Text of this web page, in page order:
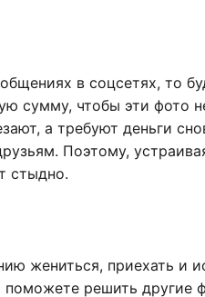
в соцсетях, то
сумму, чтобы эти фото
а требуют деньги
Поэтому,
стыдно.
жениться, приехать и
поможете решить другие